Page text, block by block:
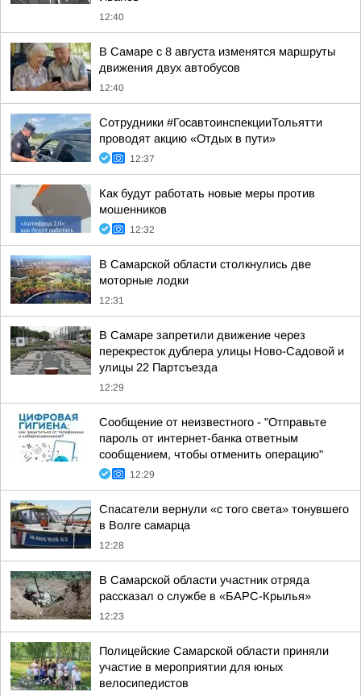
12:40
В Самаре с 8 августа изменятся маршруты
движения двух автобусов
12:40
Сотрудники #ГосавтоинспекцииТольятти
проводят акцию «Отдых в пути»
12:37
Как будут работать новые меры против
мошенников
12:32
В Самарской области столкнулись две
моторные лодки
12:31
В Самаре запретили движение через
перекресток дублера улицы Ново-Садовой и
улицы 22 Партсъезда
12:29
Сообщение от неизвестного - "Отправьте
пароль от интернет-банка ответным
сообщением, чтобы отменить операцию"
12:29
Спасатели вернули «с того света» тонувшего
в Волге самарца
12:28
В Самарской области участник отряда
рассказал о службе в «БАРС-Крылья»
12:23
Полицейские Самарской области приняли
участие в мероприятии для юных
велосипедистов